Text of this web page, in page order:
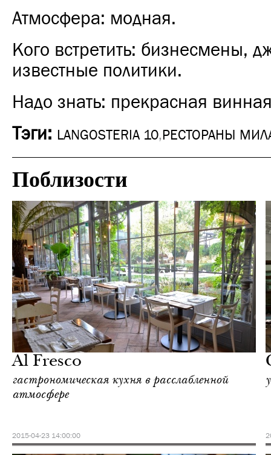
Атмосфера: модная.
Кого встретить: бизнесмены,
известные политики.
Надо знать: прекрасная
Тэги: LANGOSTERIA 10,РЕСТОРАНЫ
Поблизости
Al Fresco
гастрономическая кухня в расслабленной
атмосфере
2015-04-23 14:00:00